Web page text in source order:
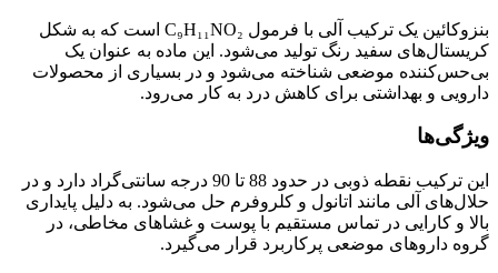
بنزوکائین یک ترکیب آلی با فرمول C₉H₁₁NO₂ است که به شکل
کریستال‌های سفید رنگ تولید می‌شود. این ماده به عنوان یک
بی‌حس‌کننده موضعی شناخته می‌شود و در بسیاری از محصولات
دارویی و بهداشتی برای کاهش درد به کار می‌رود.
ویژگی‌ها
این ترکیب نقطه ذوبی در حدود 88 تا 90 درجه سانتی‌گراد دارد و در
حلال‌های آلی مانند اتانول و کلروفرم حل می‌شود. به دلیل پایداری
بالا و کارایی در تماس مستقیم با پوست و غشاهای مخاطی، در
گروه داروهای موضعی پرکاربرد قرار می‌گیرد.